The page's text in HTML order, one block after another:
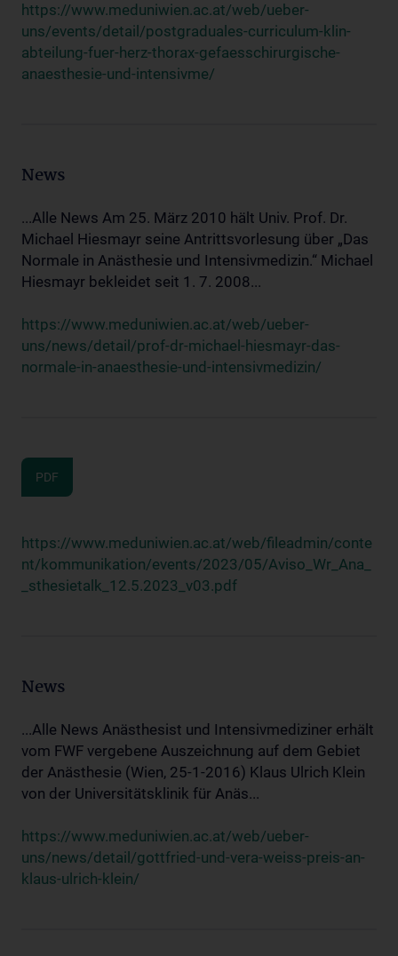
https://www.meduniwien.ac.at/web/ueber-
uns/events/detail/postgraduales-curriculum-klin-
abteilung-fuer-herz-thorax-gefaesschirurgische-
anaesthesie-und-intensivme/
News
...Alle News Am 25. März 2010 hält Univ. Prof. Dr.
Michael Hiesmayr seine Antrittsvorlesung über „Das
Normale in Anästhesie und Intensivmedizin.“ Michael
Hiesmayr bekleidet seit 1. 7. 2008...
https://www.meduniwien.ac.at/web/ueber-
uns/news/detail/prof-dr-michael-hiesmayr-das-
normale-in-anaesthesie-und-intensivmedizin/
PDF
https://www.meduniwien.ac.at/web/fileadmin/conte
nt/kommunikation/events/2023/05/Aviso_Wr_Ana_
_sthesietalk_12.5.2023_v03.pdf
News
...Alle News Anästhesist und Intensivmediziner erhält
vom FWF vergebene Auszeichnung auf dem Gebiet
der Anästhesie (Wien, 25-1-2016) Klaus Ulrich Klein
von der Universitätsklinik für Anäs...
https://www.meduniwien.ac.at/web/ueber-
uns/news/detail/gottfried-und-vera-weiss-preis-an-
klaus-ulrich-klein/